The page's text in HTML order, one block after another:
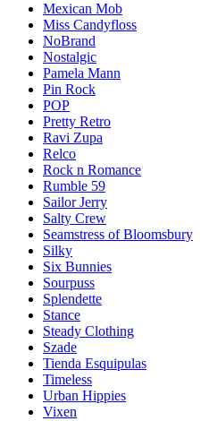
Mexican Mob
Miss Candyfloss
NoBrand
Nostalgic
Pamela Mann
Pin Rock
POP
Pretty Retro
Ravi Zupa
Relco
Rock n Romance
Rumble 59
Sailor Jerry
Salty Crew
Seamstress of Bloomsbury
Silky
Six Bunnies
Sourpuss
Splendette
Stance
Steady Clothing
Szade
Tienda Esquipulas
Timeless
Urban Hippies
Vixen